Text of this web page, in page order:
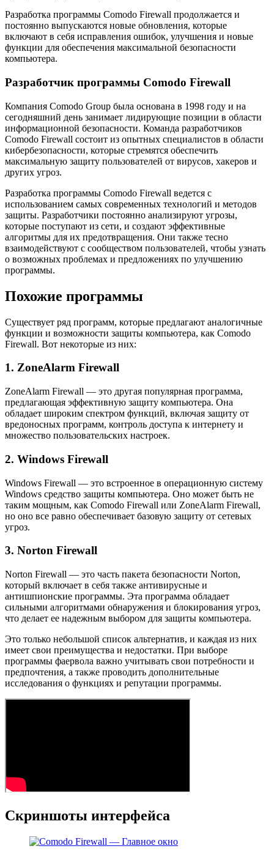
Разработка программы Comodo Firewall продолжается и
постоянно выпускаются новые обновления, которые
включают в себя исправления ошибок, улучшения и новые
функции для обеспечения максимальной безопасности
компьютера.
Разработчик программы Comodo Firewall
Компания Comodo Group была основана в 1998 году и на
сегодняшний день занимает лидирующие позиции в области
информационной безопасности. Команда разработчиков
Comodo Firewall состоит из опытных специалистов в области
кибербезопасности, которые стремятся обеспечить
максимальную защиту пользователей от вирусов, хакеров и
других угроз.
Разработка программы Comodo Firewall ведется с
использованием самых современных технологий и методов
защиты. Разработчики постоянно анализируют угрозы,
которые поступают из сети, и создают эффективные
алгоритмы для их предотвращения. Они также тесно
взаимодействуют с сообществом пользователей, чтобы узнать
о возможных проблемах и предложениях по улучшению
программы.
Похожие программы
Существует ряд программ, которые предлагают аналогичные
функции и возможности защиты компьютера, как Comodo
Firewall. Вот некоторые из них:
1. ZoneAlarm Firewall
ZoneAlarm Firewall — это другая популярная программа,
предлагающая эффективную защиту компьютера. Она
обладает широким спектром функций, включая защиту от
вредоносных программ, контроль доступа к интернету и
множество пользовательских настроек.
2. Windows Firewall
Windows Firewall — это встроенное в операционную систему
Windows средство защиты компьютера. Оно может быть не
таким мощным, как Comodo Firewall или ZoneAlarm Firewall,
но оно все равно обеспечивает базовую защиту от сетевых
угроз.
3. Norton Firewall
Norton Firewall — это часть пакета безопасности Norton,
который включает в себя также антивирусные и
антишпионские программы. Эта программа обладает
сильными алгоритмами обнаружения и блокирования угроз,
что делает ее надежным выбором для защиты компьютера.
Это только небольшой список альтернатив, и каждая из них
имеет свои преимущества и недостатки. При выборе
программы фаервола важно учитывать свои потребности и
предпочтения, а также проводить дополнительные
исследования о функциях и репутации программы.
Скриншоты интерфейса